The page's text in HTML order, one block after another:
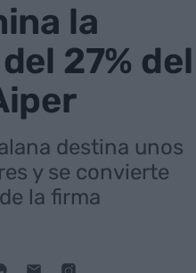
la
27% del
destina unos
y se convierte
la firma